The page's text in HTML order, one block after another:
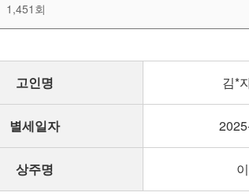
1,451회
고인명 김*
별세일자
상주명